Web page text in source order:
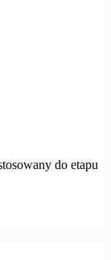
do etapu